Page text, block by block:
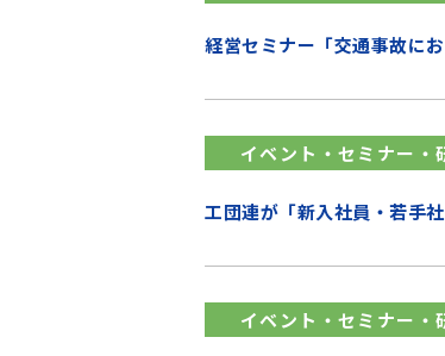
経営セミナー「交通事故に
イベント・セミナー・
工団連が「新入社員・若手
イベント・セミナー・